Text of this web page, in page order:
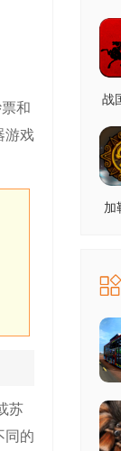
和
游戏
苏
同的
战
加